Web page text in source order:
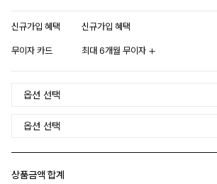
신규가입 혜택 신규가입 혜택
무이자 카드 최대 6개월 무이자
상품금액 합계